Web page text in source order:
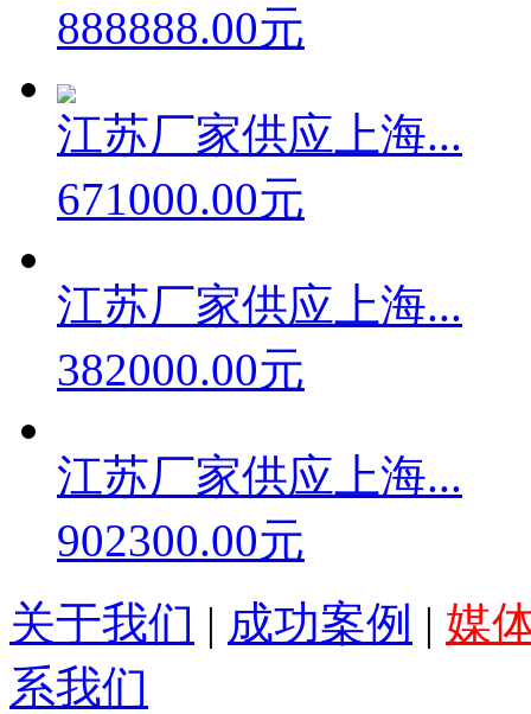
888888.00元
江苏厂家供应上海...
671000.00元
江苏厂家供应上海...
382000.00元
江苏厂家供应上海...
902300.00元
关于我们 | 成功案例 | 媒
系我们